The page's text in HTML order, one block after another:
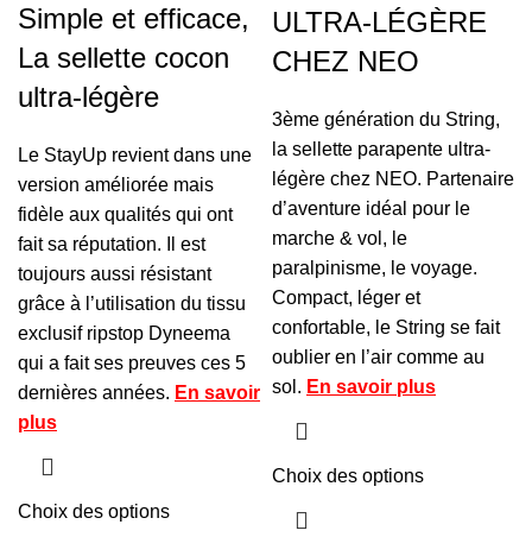
Simple et efficace,
La sellette cocon
ultra-légère
Le StayUp revient dans une
version améliorée mais
fidèle aux qualités qui ont
fait sa réputation. Il est
toujours aussi résistant
grâce à l’utilisation du tissu
exclusif ripstop Dyneema
qui a fait ses preuves ces 5
dernières années. En savoir
plus
Choix des options
ULTRA-LÉGÈRE
CHEZ NEO
3ème génération du String,
la sellette parapente ultra-
légère chez NEO. Partenaire
d’aventure idéal pour le
marche & vol, le
paralpinisme, le voyage.
Compact, léger et
confortable, le String se fait
oublier en l’air comme au
sol. En savoir plus
Choix des options